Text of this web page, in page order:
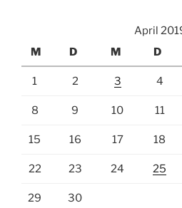
April
M
D M D
1 2 3 4
8 9 10 11
15 16 17 18
22 23 24 25
29 30